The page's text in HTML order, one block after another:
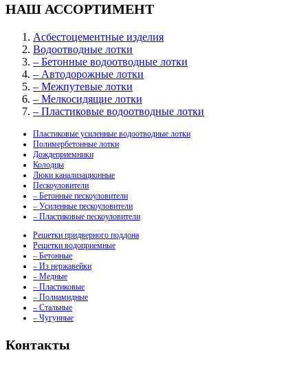
НАШ АССОРТИМЕНТ
Асбестоцементные изделия
Водоотводные лотки
– Бетонные водоотводные лотки
– Автодорожные лотки
– Межпутевые лотки
– Мелкосидящие лотки
– Пластиковые водоотводные лотки
Пластиковые усиленные водоотводные лотки
Полимербетонные лотки
Дождеприемники
Колодцы
Люки канализационные
Пескоуловители
– Бетонные пескоуловители
– Усиленные пескоуловители
– Пластиковые пескоуловители
Решетки придверного поддона
Решетки водоприемные
– Бетонные
– Из нержавейки
– Медные
– Пластиковые
– Полиамидные
– Стальные
– Чугунные
Контакты